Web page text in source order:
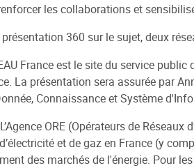
les collaborations et
360 sur le sujet, deux
France est le site du service
La présentation sera assurée par
Connaissance et Système
L’Agence ORE (Opérateurs de
et de gaz en France (y
des marchés de l'énergie. Pour